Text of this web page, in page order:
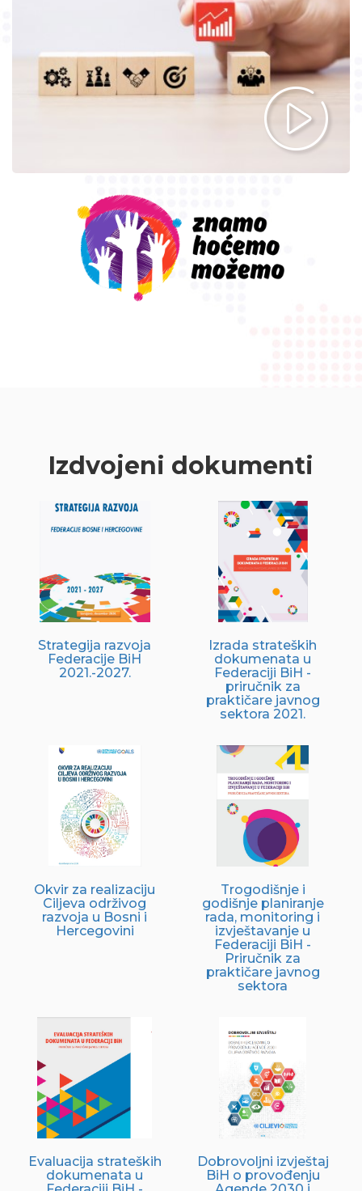
Izdvojeni dokumenti
Strategija razvoja
Federacije BiH
2021.-2027.
Izrada strateških
dokumenata u
Federaciji BiH -
priručnik za
praktičare javnog
sektora 2021.
Okvir za realizaciju
Ciljeva održivog
razvoja u Bosni i
Hercegovini
Trogodišnje i
godišnje planiranje
rada, monitoring i
izvještavanje u
Federaciji BiH -
Priručnik za
praktičare javnog
sektora
Evaluacija strateških
dokumenata u
Dobrovoljni izvještaj
BiH o provođenju